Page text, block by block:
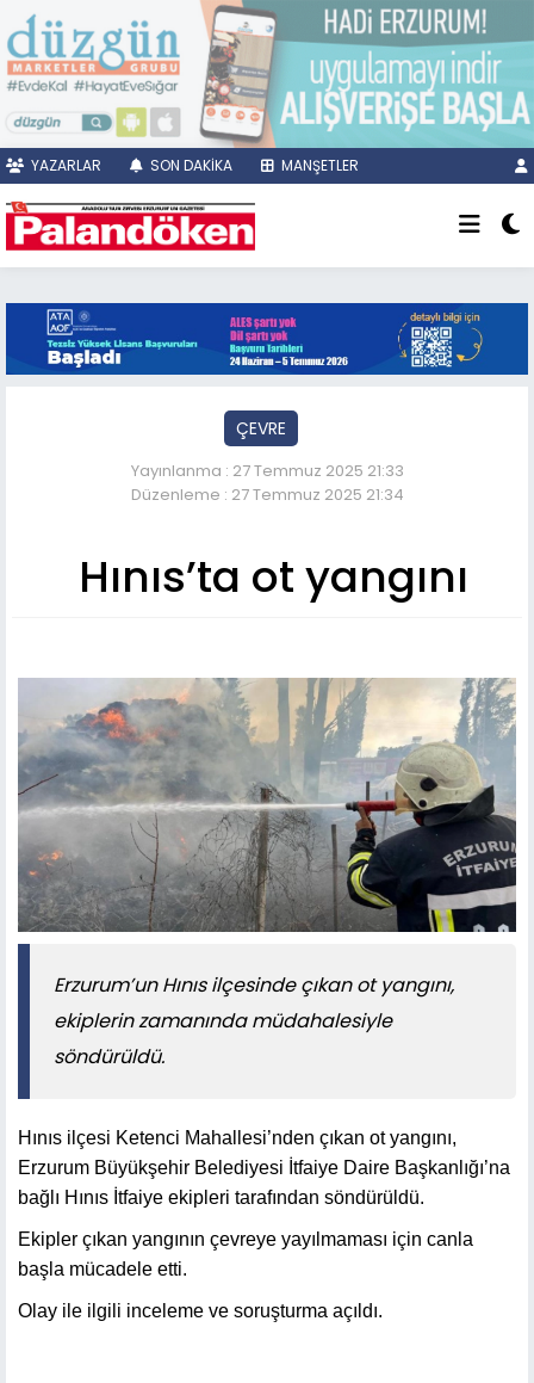
YAZARLAR SON DAKİKA MANŞETLER
ÇEVRE
Yayınlanma : 27 Temmuz 2025 21:33
Düzenleme : 27 Temmuz 2025 21:34
Hınıs’ta ot yangını
Erzurum’un Hınıs ilçesinde çıkan ot yangını,
ekiplerin zamanında müdahalesiyle
söndürüldü.
Hınıs ilçesi Ketenci Mahallesi’nden çıkan ot yangını,
Erzurum Büyükşehir Belediyesi İtfaiye Daire Başkanlığı’na
bağlı Hınıs İtfaiye ekipleri tarafından söndürüldü.
Ekipler çıkan yangının çevreye yayılmaması için canla
başla mücadele etti.
Olay ile ilgili inceleme ve soruşturma açıldı.